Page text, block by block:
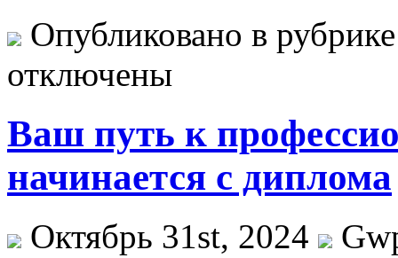
Опубликовано в
отключены
Ваш путь к
начинается с диплома
Октябрь 31st, 2024